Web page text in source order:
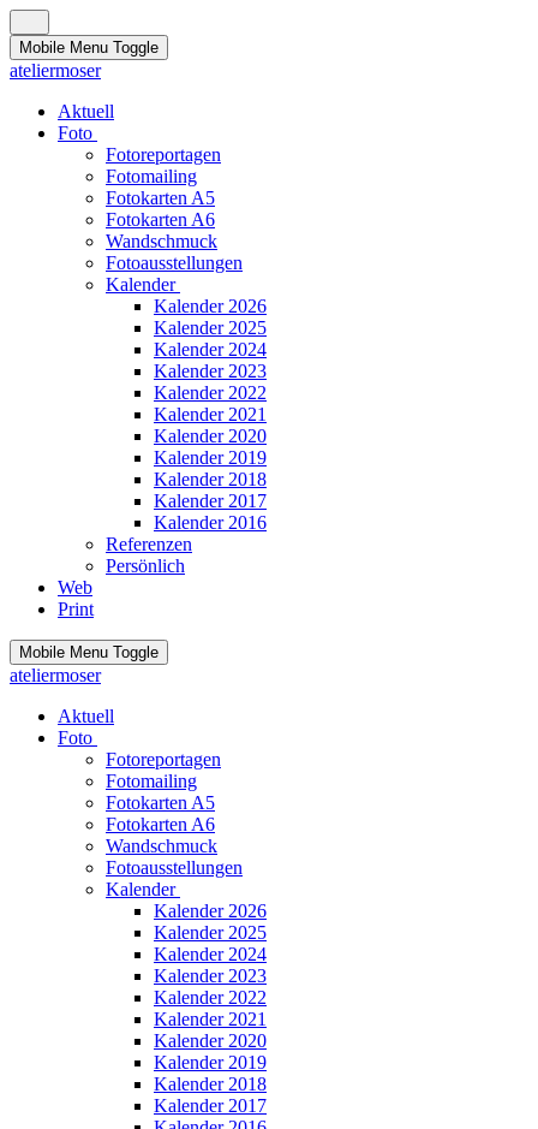
Mobile Menu Toggle
ateliermoser
Aktuell
Foto
Fotoreportagen
Fotomailing
Fotokarten A5
Fotokarten A6
Wandschmuck
Fotoausstellungen
Kalender
Kalender 2026
Kalender 2025
Kalender 2024
Kalender 2023
Kalender 2022
Kalender 2021
Kalender 2020
Kalender 2019
Kalender 2018
Kalender 2017
Kalender 2016
Referenzen
Persönlich
Web
Print
Mobile Menu Toggle
ateliermoser
Aktuell
Foto
Fotoreportagen
Fotomailing
Fotokarten A5
Fotokarten A6
Wandschmuck
Fotoausstellungen
Kalender
Kalender 2026
Kalender 2025
Kalender 2024
Kalender 2023
Kalender 2022
Kalender 2021
Kalender 2020
Kalender 2019
Kalender 2018
Kalender 2017